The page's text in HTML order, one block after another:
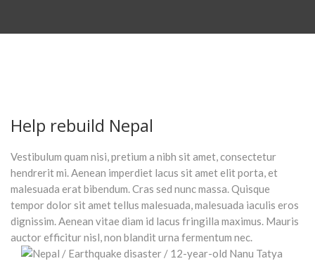
Help rebuild Nepal
Vestibulum quam nisi, pretium a nibh sit amet, consectetur
hendrerit mi. Aenean imperdiet lacus sit amet elit porta, et
malesuada erat bibendum. Cras sed nunc massa. Quisque
tempor dolor sit amet tellus malesuada, malesuada iaculis eros
dignissim. Aenean vitae diam id lacus fringilla maximus. Mauris
auctor efficitur nisl, non blandit urna fermentum nec.